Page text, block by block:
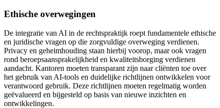
Ethische overwegingen
De integratie van AI in de rechtspraktijk roept fundamentele ethische
en juridische vragen op die zorgvuldige overweging verdienen.
Privacy en geheimhouding staan hierbij voorop, maar ook vragen
rond beroepsaansprakelijkheid en kwaliteitsborging verdienen
aandacht. Kantoren moeten transparant zijn naar cliënten toe over
het gebruik van AI-tools en duidelijke richtlijnen ontwikkelen voor
verantwoord gebruik. Deze richtlijnen moeten regelmatig worden
geëvalueerd en bijgesteld op basis van nieuwe inzichten en
ontwikkelingen.